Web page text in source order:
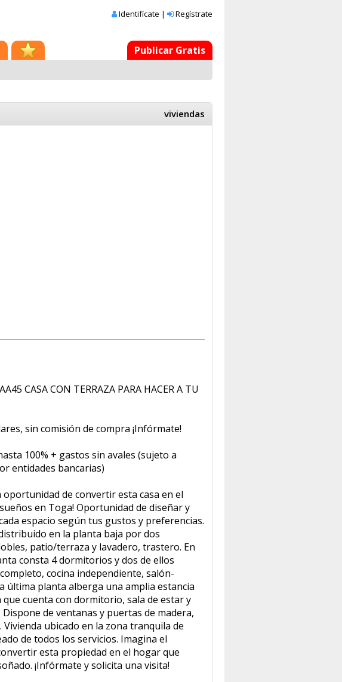
Identifícate | Regístrate
Publicar Gratis
viviendas
CASA CON TERRAZA PARA HACER A TU
sin comisión de compra ¡Infórmate!
100% + gastos sin avales (sujeto a
entidades bancarias)
oportunidad de convertir esta casa en el
en Toga! Oportunidad de diseñar y
espacio según tus gustos y preferencias.
en la planta baja por dos
patio/terraza y lavadero, trastero. En
consta 4 dormitorios y dos de ellos
cocina independiente, salón-
última planta alberga una amplia estancia
cuenta con dormitorio, sala de estar y
de ventanas y puertas de madera,
Vivienda ubicado en la zona tranquila de
de todos los servicios. Imagina el
esta propiedad en el hogar que
¡Infórmate y solicita una visita!